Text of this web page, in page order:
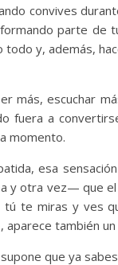
convives
parte de
y, además,
más, escuchar
fuera a
momento.
esa
y otra vez— que
te miras y ves
también
que ya